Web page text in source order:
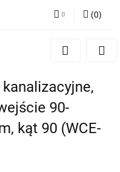
Zaloguj się
Dodaj zgłoszenie
(0)
kanalizacyjne,
90-
kąt 90 (WCE-